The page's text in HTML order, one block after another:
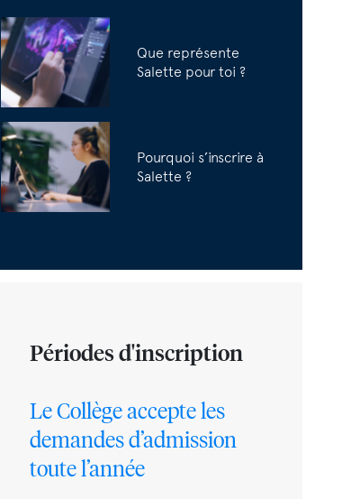
Que représente
Salette pour toi ?
Pourquoi s’inscrire à
Salette ?
Périodes d'inscription
Le Collège accepte les
demandes d’admission
toute l’année